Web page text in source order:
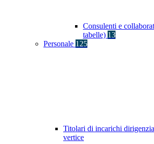
Consulenti e
tabelle) 13
Personale 125
Titolari di incarichi
vertice